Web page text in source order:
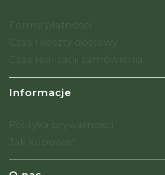
Formy płatności
Czas i koszty dostawy
Czas realizacji zamówienia
Informacje
Polityka prywatności
Jak kupować